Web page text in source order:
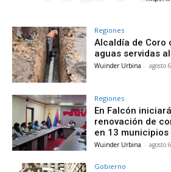
Regiones
Alcaldía de Coro
aguas servidas
Wuinder Urbina - agosto
Regiones
En Falcón
renovación de
en 13
Wuinder Urbina - agosto
Gobierno